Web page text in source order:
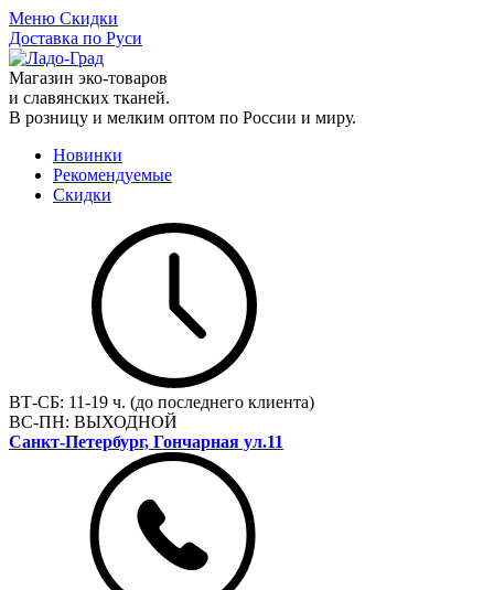
Меню Скидки
Доставка по Руси
Магазин эко-товаров
и славянских тканей.
В розницу и мелким оптом по России и миру.
Новинки
Рекомендуемые
Скидки
ВТ-СБ: 11-19 ч. (до последнего клиента)
ВС-ПН: ВЫХОДНОЙ
Санкт-Петербург, Гончарная ул.11